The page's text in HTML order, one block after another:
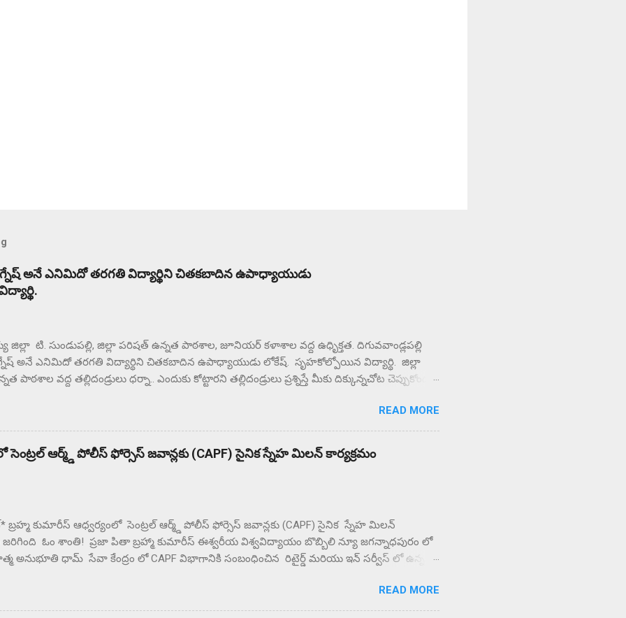
విగ్నేష్ అనే ఎనిమిదో తరగతి విద్యార్థిని చితకబాదిన ఉపాధ్యాయుడు
జిల్లా టి. సుండుపల్లి, జిల్లా పరిషత్ ఉన్నత పాఠశాల, జూనియర్ కళాశాల వద్ద ఉధృిక్తత. దిగువవాండ్లపల్లి
అనే ఎనిమిదో తరగతి విద్యార్థిని చితకబాదిన ఉపాధ్యాయుడు లోకేష్. సృహకోల్పోయిన విద్యార్థి. జిల్లా
పాఠశాల వద్ద తల్లిదండ్రులు ధర్నా.. ఎందుకు కోట్టారని తల్లిదండ్రులు ప్రశ్నిస్తే మీకు దిక్కున్నచోట చెప్పుకోండని
గ్రామస్తులు. ఈ సంఘటనను దారి మళ్ళించే విధంగా సహాయ సహకారాలు చేస్తున్న పలు ఉపాధ్యాయులు
మందలిస్తున్న పలు ఉపాధ్యాయులు గంటల తరబడి తల్లిదండ్రులను మందులిస్తున్న పలు
న్యాయం జరిగే వరకు ఇక్కడ నుంచి కదిలేది లేదని భీష్మించుకోని కుర్చోన్న గ్రామస్తులు.
READ MORE
సెంట్రల్ ఆర్మ్డ్ పోలీస్ ఫోర్సెస్ జవాన్లకు (CAPF) సైనిక స్నేహ మిలన్ కార్యక్రమం
బ్రహ్మ కుమారీస్ ఆధ్వర్యంలో సెంట్రల్ ఆర్మ్డ్ పోలీస్ ఫోర్సెస్ జవాన్లకు (CAPF) సైనిక స్నేహ మిలన్
జరిగింది ఓం శాంతి! ప్రజా పితా బ్రహ్మా కుమారీస్ ఈశ్వరీయ విశ్వవిద్యాయం బొబ్బిలి న్యూ జగన్నాధపురం లో
అనుభూతి ధామ్ సేవా కేంద్రం లో CAPF విభాగానికి సంబంధించిన రిటైర్డ్ మరియు ఇన్ సర్వీస్ లో ఉన్న 70
ఎల్లప్పుడూ దేశమంతా CAPF జవాన్ సోదరులకు ఋణపడి ఉంటుందని బ్రహ్మ కుమారి రాజేశ్వరి అక్కయ్య
ఈ సందర్భంగా విచ్చేసిన CAPF సైనిక సోదరులు అందరికీ శివ పరమాత్మ పరిచయం నిచ్చి , బ్రహ్మా
READ MORE